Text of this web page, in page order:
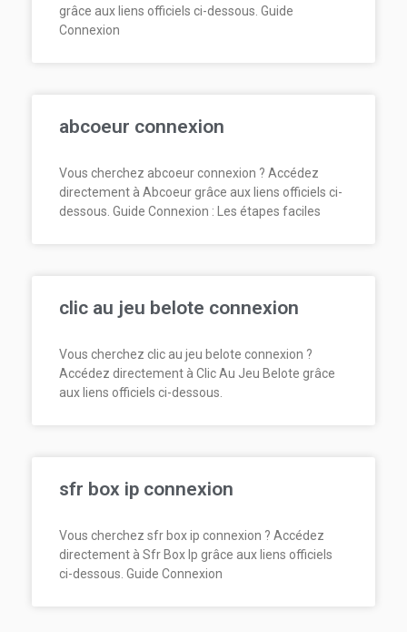
grâce aux liens officiels ci-dessous. Guide
Connexion
abcoeur connexion
Vous cherchez abcoeur connexion ? Accédez
directement à Abcoeur grâce aux liens officiels ci-
dessous. Guide Connexion : Les étapes faciles
clic au jeu belote connexion
Vous cherchez clic au jeu belote connexion ?
Accédez directement à Clic Au Jeu Belote grâce
aux liens officiels ci-dessous.
sfr box ip connexion
Vous cherchez sfr box ip connexion ? Accédez
directement à Sfr Box Ip grâce aux liens officiels
ci-dessous. Guide Connexion